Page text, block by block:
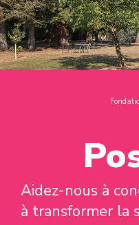
Aidez-nous à
à transformer la